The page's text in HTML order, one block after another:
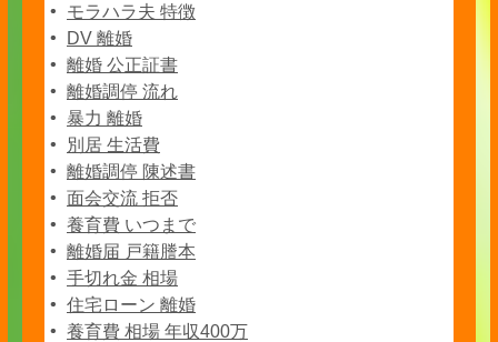
モラハラ夫 特徴
DV 離婚
離婚 公正証書
離婚調停 流れ
暴力 離婚
別居 生活費
離婚調停 陳述書
面会交流 拒否
養育費 いつまで
離婚届 戸籍謄本
手切れ金 相場
住宅ローン 離婚
養育費 相場 年収400万